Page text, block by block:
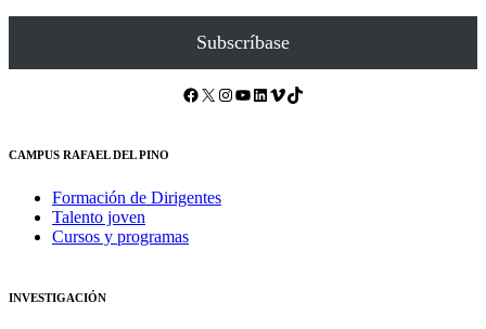
Subscríbase
Facebook X Instagram YouTube LinkedIn Vimeo TikTok
CAMPUS RAFAEL DEL PINO
Formación de Dirigentes
Talento joven
Cursos y programas
INVESTIGACIÓN